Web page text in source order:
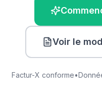
Voir le
Factur-X conforme•